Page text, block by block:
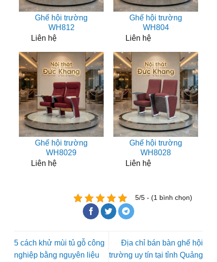
Ghế hội trường
WH812
Liên hệ
Ghế hội trường
WH804
Liên hệ
Ghế hội trường
WH8029
Liên hệ
Ghế hội trường
WH8028
Liên hệ
5/5 - (1 bình chọn)
5 cách khử mùi tủ gỗ công
nghiệp bằng nguyên liệu
Địa chỉ bán bàn ghế hội
trường uy tín tại tỉnh Quảng